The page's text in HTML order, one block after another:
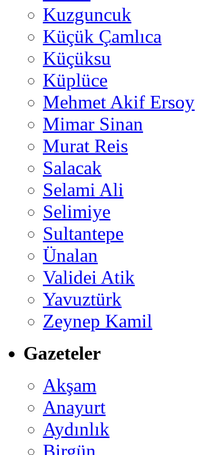
Kuzguncuk
Küçük Çamlıca
Küçüksu
Küplüce
Mehmet Akif Ersoy
Mimar Sinan
Murat Reis
Salacak
Selami Ali
Selimiye
Sultantepe
Ünalan
Validei Atik
Yavuztürk
Zeynep Kamil
Gazeteler
Akşam
Anayurt
Aydınlık